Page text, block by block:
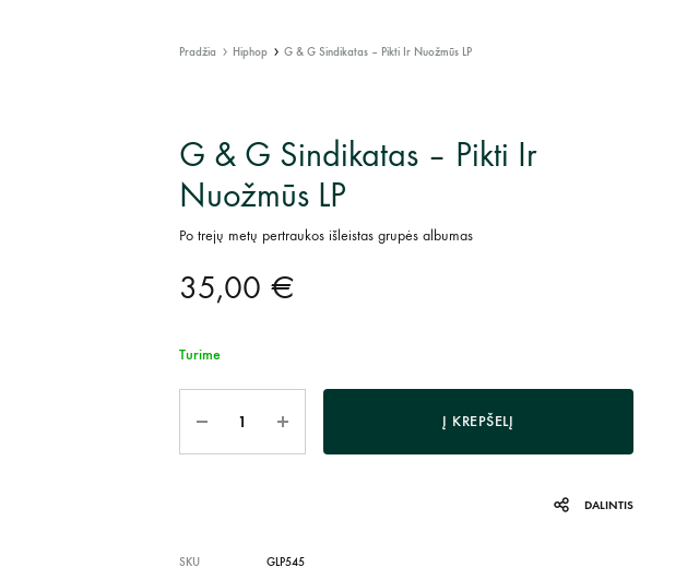
Pradžia Hiphop G & G Sindikatas – Pikti Ir Nuožmūs LP
G & G Sindikatas – Pikti Ir
Nuožmūs LP
Po trejų metų pertraukos išleistas grupės albumas
35,00 €
Turime
Į KREPŠELĮ
DALINTIS
SKU
GLP545